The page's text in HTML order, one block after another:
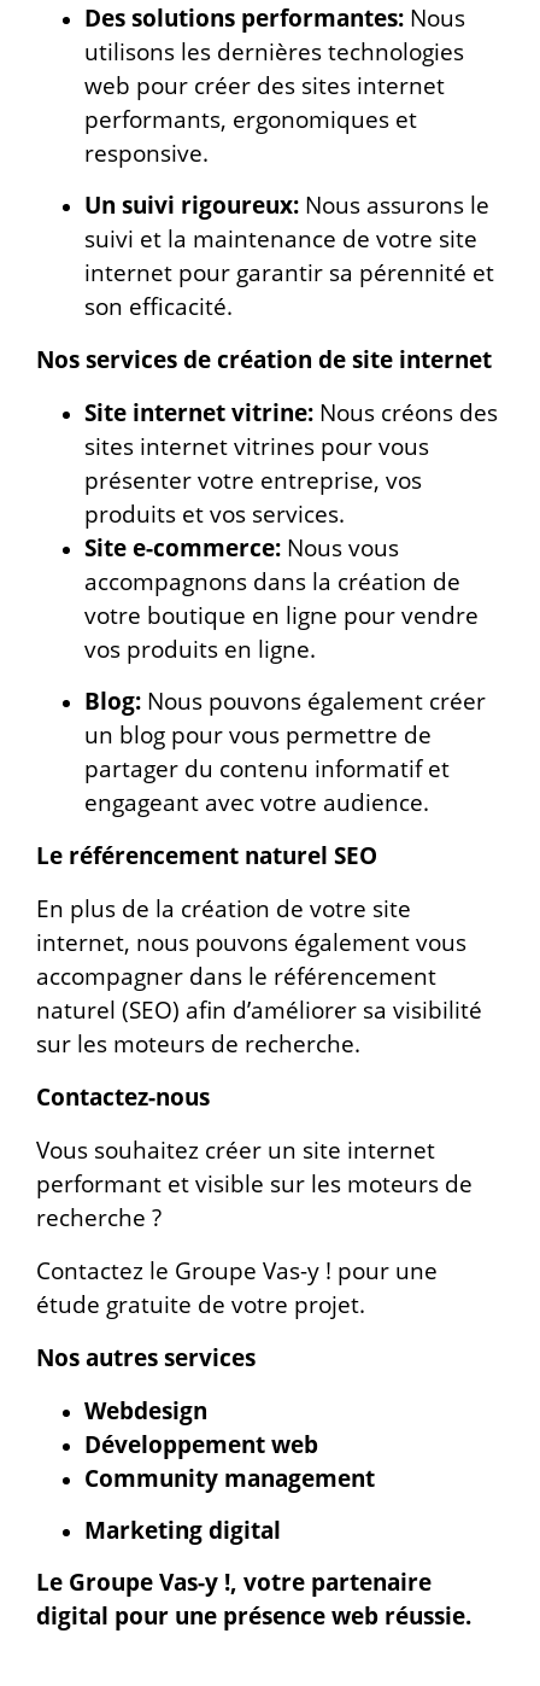
Des solutions performantes: Nous
utilisons les dernières technologies
web pour créer des sites internet
performants, ergonomiques et
responsive.
Un suivi rigoureux: Nous assurons le
suivi et la maintenance de votre site
internet pour garantir sa pérennité et
son efficacité.
Nos services de création de site internet
Site internet vitrine: Nous créons des
sites internet vitrines pour vous
présenter votre entreprise, vos
produits et vos services.
Site e-commerce: Nous vous
accompagnons dans la création de
votre boutique en ligne pour vendre
vos produits en ligne.
Blog: Nous pouvons également créer
un blog pour vous permettre de
partager du contenu informatif et
engageant avec votre audience.
Le référencement naturel SEO
En plus de la création de votre site
internet, nous pouvons également vous
accompagner dans le référencement
naturel (SEO) afin d’améliorer sa visibilité
sur les moteurs de recherche.
Contactez-nous
Vous souhaitez créer un site internet
performant et visible sur les moteurs de
recherche ?
Contactez le Groupe Vas-y ! pour une
étude gratuite de votre projet.
Nos autres services
Webdesign
Développement web
Community management
Marketing digital
Le Groupe Vas-y !, votre partenaire
digital pour une présence web réussie.